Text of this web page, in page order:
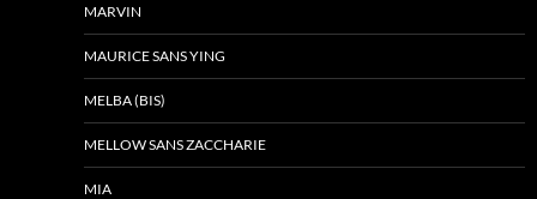
MARVIN
MAURICE SANS YING
MELBA (BIS)
MELLOW SANS ZACCHARIE
MIA